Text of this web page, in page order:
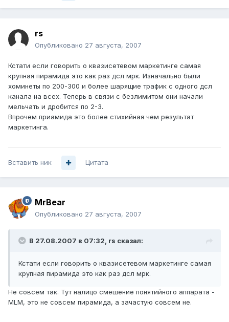
rs
Опубликовано 27 августа, 2007
Кстати если говорить о квазисетевом маркетинге самая
крупная пирамида это как раз дсл мрк. Изначально были
хоминеты по 200-300 и более шарящие трафик с одного дсл
канала на всех. Теперь в связи с безлимитом они начали
мельчать и дробится по 2-3.
Впрочем приамида это более стихийная чем результат
маркетинга.
Вставить ник Цитата
MrBear
Опубликовано 27 августа, 2007
В 27.08.2007 в 07:32, rs сказал:
Кстати если говорить о квазисетевом маркетинге самая
крупная пирамида это как раз дсл мрк.
Не совсем так. Тут налицо смешение понятийного аппарата -
MLM, это не совсем пирамида, а зачастую совсем не.